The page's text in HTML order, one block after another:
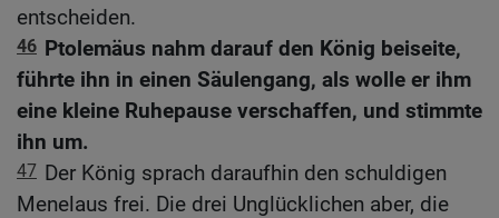
entscheiden.
46 Ptolemäus nahm darauf den König beiseite,
führte ihn in einen Säulengang, als wolle er ihm
eine kleine Ruhepause verschaffen, und stimmte
ihn um.
47 Der König sprach daraufhin den schuldigen
Menelaus frei. Die drei Unglücklichen aber, die